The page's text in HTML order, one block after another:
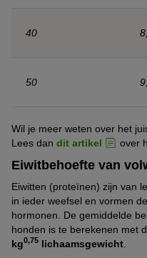
40
50
Wil je meer weten over het
Lees dan dit artikel over
Eiwitbehoefte van
Eiwitten (proteïnen) zijn van
in ieder weefsel en vormen
hormonen. De gemiddelde
honden is te berekenen met
kg0,75 lichaamsgewicht